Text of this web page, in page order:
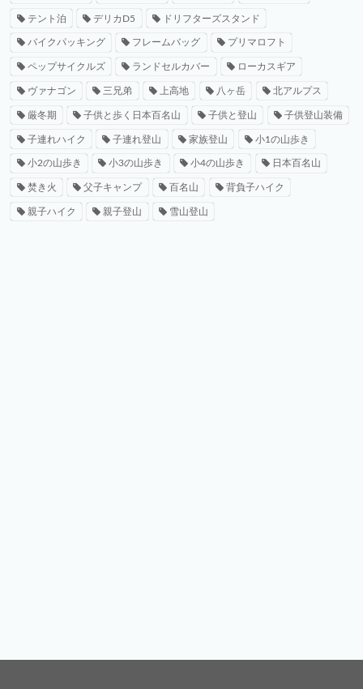
テント泊 デリカD5 ドリフターズスタンド
バイクパッキング フレームバッグ プリマロフト
ペップサイクルズ ランドセルカバー ローカスギア
ヴァナゴン 三兄弟 上高地 八ヶ岳 北アルプス
厳冬期 子供と歩く日本百名山 子供と登山 子供登山装備
子連れハイク 子連れ登山 家族登山 小1の山歩き
小2の山歩き 小3の山歩き 小4の山歩き 日本百名山
焚き火 父子キャンプ 百名山 背負子ハイク
親子ハイク 親子登山 雪山登山